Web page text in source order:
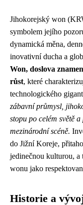
Jihokorejský won
symbolem jejího
dynamická měna,
inovativní ducha a
Won, doslova
růst, které
technologického
zábavní průmysl,
stopu po celém světě
mezinárodní scéně.
do Jižní Koreje,
jedinečnou kulturou,
wonu jako
Historie a